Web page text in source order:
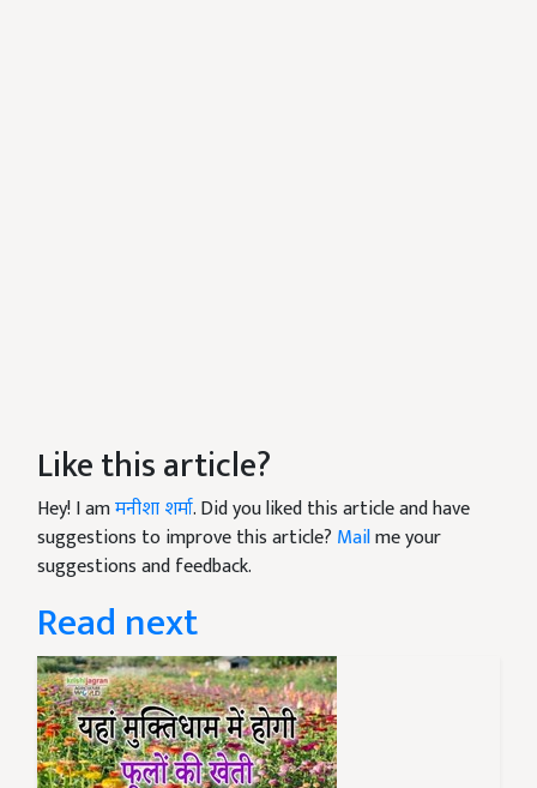
Like this article?
Hey! I amमनीशा शर्मा. Did you liked this article and have
suggestions to improve this article? Mailme your
suggestions and feedback.
Read next